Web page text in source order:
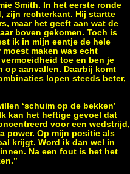
Smith. In het eerste ronde
zijn rechterkant. Hij startte
maar het geeft aan wat de
boven gekomen. Toch is
ik in mijn eentje de hele
maken was echt
toe en ben je
op aanvallen. Daarbij komt
lopen steeds beter,
‘schuim op de bekken’
kan het heftige gevoel dat
voor een wedstrijd,
power. Op mijn positie als
krijgt. Word ik dan wel in
Na een fout is het het